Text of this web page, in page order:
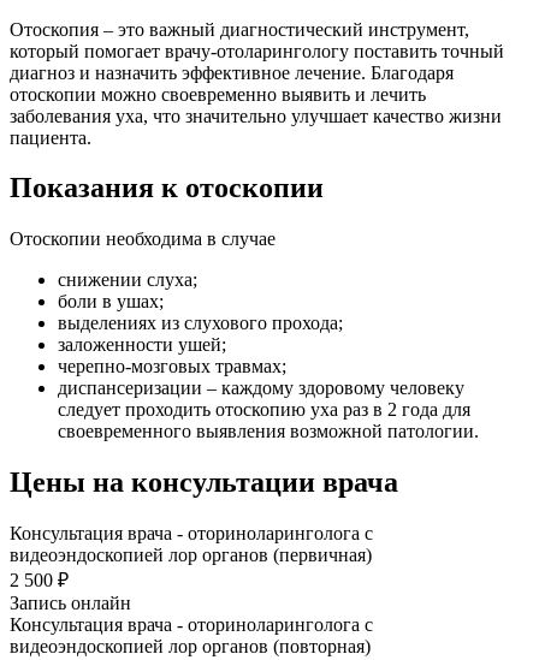
Отоскопия – это важный диагностический инструмент,
который помогает врачу-отоларингологу поставить точный
диагноз и назначить эффективное лечение. Благодаря
отоскопии можно своевременно выявить и лечить
заболевания уха, что значительно улучшает качество жизни
пациента.
Показания к отоскопии
Отоскопии необходима в случае
снижении слуха;
боли в ушах;
выделениях из слухового прохода;
заложенности ушей;
черепно-мозговых травмах;
диспансеризации – каждому здоровому человеку
следует проходить отоскопию уха раз в 2 года для
своевременного выявления возможной патологии.
Цены на консультации врача
Консультация врача - оториноларинголога с
видеоэндоскопией лор органов (первичная)
2 500 ₽
Запись онлайн
Консультация врача - оториноларинголога с
видеоэндоскопией лор органов (повторная)